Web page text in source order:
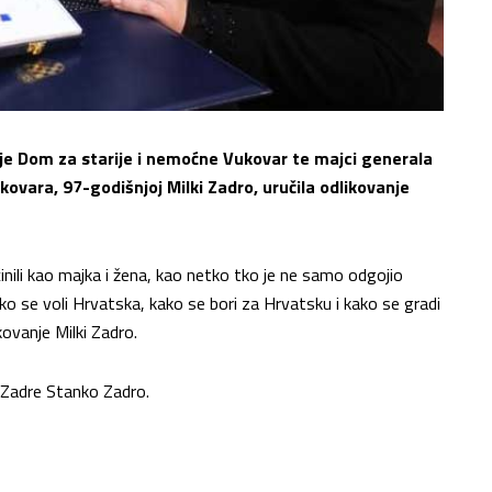
Dom za starije i nemoćne Vukovar te majci generala
97-godišnjoj Milki Zadro, uručila odlikovanje
kao majka i žena, kao netko tko je ne samo odgojio
se voli Hrvatska, kako se bori za Hrvatsku i kako se gradi
Milki Zadro.
Stanko Zadro.